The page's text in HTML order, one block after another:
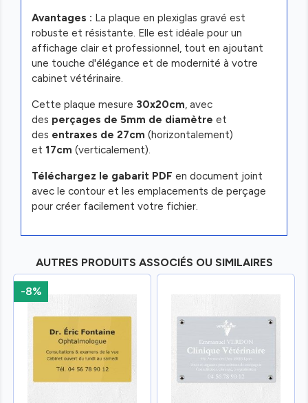
Avantages : La plaque en plexiglas gravé est
robuste et résistante. Elle est idéale pour un
affichage clair et professionnel, tout en ajoutant
une touche d'élégance et de modernité à votre
cabinet vétérinaire.
Cette plaque mesure 30x20cm, avec
des perçages de 5mm de diamètre et
des entraxes de 27cm (horizontalement)
et 17cm (verticalement).
Téléchargez le gabarit PDF en document joint
avec le contour et les emplacements de perçage
pour créer facilement votre fichier.
AUTRES PRODUITS ASSOCIÉS OU SIMILAIRES
-8%